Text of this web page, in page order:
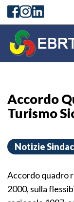
Accordo
Turismo
Notizie
Accordo quadro
2000, sulla